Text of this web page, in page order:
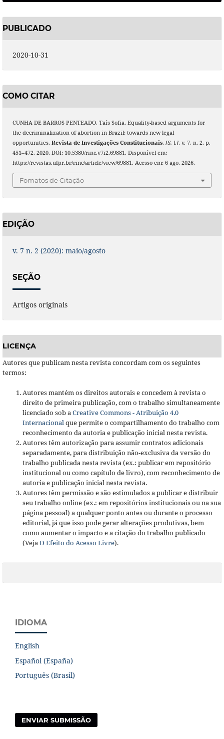
PUBLICADO
2020-10-31
COMO CITAR
CUNHA DE BARROS PENTEADO, Taís Sofia. Equality-based arguments for
the decriminalization of abortion in Brazil: towards new legal
opportunities. Revista de Investigações Constitucionais, [S. l.], v. 7, n. 2, p.
451–472, 2020. DOI: 10.5380/rinc.v7i2.69881. Disponível em:
https://revistas.ufpr.br/rinc/article/view/69881. Acesso em: 6 ago. 2026.
Fomatos de Citação
EDIÇÃO
v. 7 n. 2 (2020): maio/agosto
SEÇÃO
Artigos originais
LICENÇA
Autores que publicam nesta revista concordam com os seguintes
termos:
Autores mantém os direitos autorais e concedem à revista o
direito de primeira publicação, com o trabalho simultaneamente
licenciado sob a Creative Commons - Atribuição 4.0
Internacional que permite o compartilhamento do trabalho com
reconhecimento da autoria e publicação inicial nesta revista.
Autores têm autorização para assumir contratos adicionais
separadamente, para distribuição não-exclusiva da versão do
trabalho publicada nesta revista (ex.: publicar em repositório
institucional ou como capítulo de livro), com reconhecimento de
autoria e publicação inicial nesta revista.
Autores têm permissão e são estimulados a publicar e distribuir
seu trabalho online (ex.: em repositórios institucionais ou na sua
página pessoal) a qualquer ponto antes ou durante o processo
editorial, já que isso pode gerar alterações produtivas, bem
como aumentar o impacto e a citação do trabalho publicado
(Veja O Efeito do Acesso Livre).
IDIOMA
English
Español (España)
Português (Brasil)
ENVIAR SUBMISSÃO